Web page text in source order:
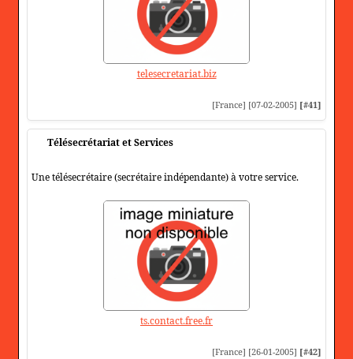
telesecretariat.biz
[France] [07-02-2005] [#41]
Télésecrétariat et Services
Une télésecrétaire (secrétaire indépendante) à votre service.
ts.contact.free.fr
[France] [26-01-2005] [#42]